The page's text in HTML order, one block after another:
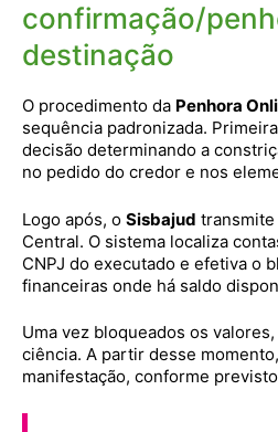
confirmação/
destinação
O procedimento da Penhora
sequência padronizada.
decisão determinando a
no pedido do credor e nos
Logo após, o Sisbajud transmite
Central. O sistema localiza
CNPJ do executado e efetiva o
financeiras onde há saldo
Uma vez bloqueados os
ciência. A partir desse
manifestação, conforme